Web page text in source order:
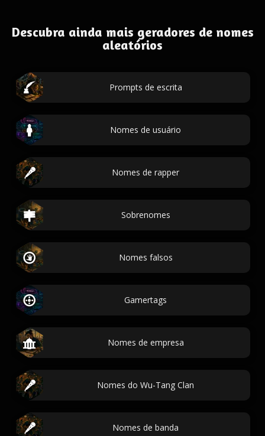
Descubra ainda mais geradores de nomes
aleatórios
Prompts de escrita
Nomes de usuário
Nomes de rapper
Sobrenomes
Nomes falsos
Gamertags
Nomes de empresa
Nomes do Wu-Tang Clan
Nomes de banda